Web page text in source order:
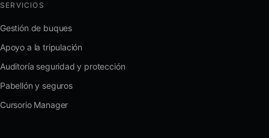
SERVICIOS
Gestión de buques
Apoyo a la tripulación
Auditoría seguridad y protección
Pabellón y seguros
Cursorio Manager